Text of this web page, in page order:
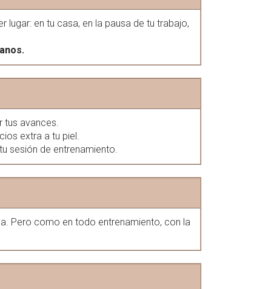
en tu casa, en la pausa de tu trabajo,
tus avances.
extra a tu piel.
sesión de entrenamiento.
Pero como en todo entrenamiento, con la